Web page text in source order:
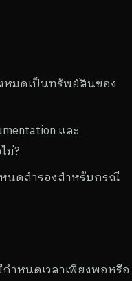
หมดเป็นทรัพย์สินของ
และ
ม่?
หนดสำรองสำหรับกรณี
กำหนดเวลาเพียงพอหรือ